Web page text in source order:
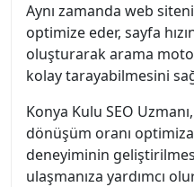
Aynı zamanda web
optimize eder, sayfa
oluşturarak arama
kolay tarayabilmesini
Konya Kulu SEO
dönüşüm oranı
deneyiminin
ulaşmanıza yardımcı